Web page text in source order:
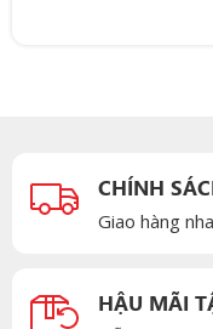
CHÍNH
Giao hàng
HẬU MÃI